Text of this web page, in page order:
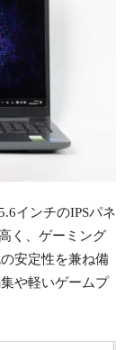
インチのIPSパネ
く、ゲーミング
安定性を兼ね備
や軽いゲームプ